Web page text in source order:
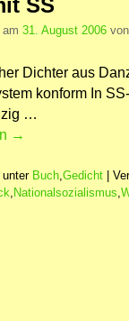
31. August 2006 von
Dichter aus
konform In
…
→
Buch,Gedicht
, Nationalsozialismus,